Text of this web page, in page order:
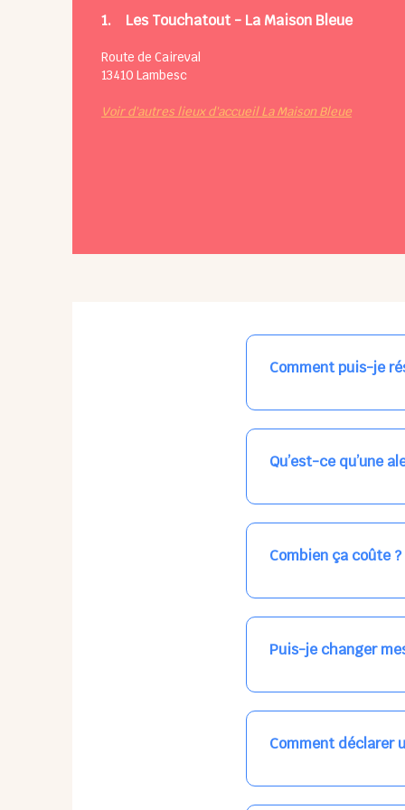
1. Les Touchatout - La Maison Bleue
Route de Caireval
13410 Lambesc
Voir d'autres lieux d'accueil La Maison Bleue
Comment puis-je
Nos places libres au
qui vous intéresse,
Qu’est-ce qu’une
Vous avez besoin
les places disponibles
Combien ça coûte ?
Votre accueil est
habituel. N'hésitez
Puis-je changer
Dans votre profil
email, par SMS, par
Comment déclarer
Signalez une absence
ou